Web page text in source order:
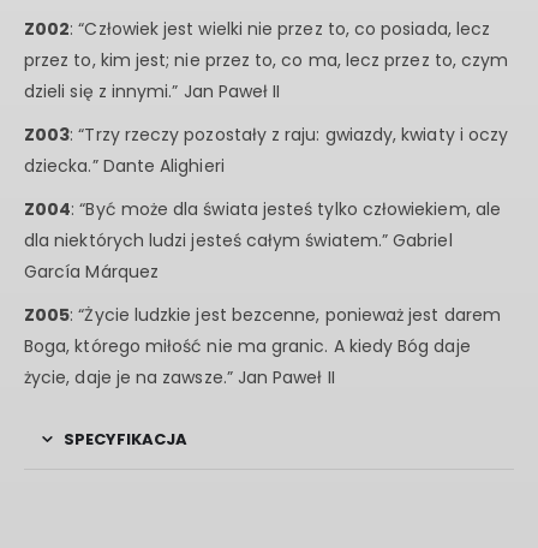
Z002: “Człowiek jest wielki nie przez to, co posiada, lecz
przez to, kim jest; nie przez to, co ma, lecz przez to, czym
dzieli się z innymi.” Jan Paweł II
Z003: “Trzy rzeczy pozostały z raju: gwiazdy, kwiaty i oczy
dziecka.” Dante Alighieri
Z004: “Być może dla świata jesteś tylko człowiekiem, ale
dla niektórych ludzi jesteś całym światem.” Gabriel
García Márquez
Z005: “Życie ludzkie jest bezcenne, ponieważ jest darem
Boga, którego miłość nie ma granic. A kiedy Bóg daje
życie, daje je na zawsze.” Jan Paweł II
SPECYFIKACJA